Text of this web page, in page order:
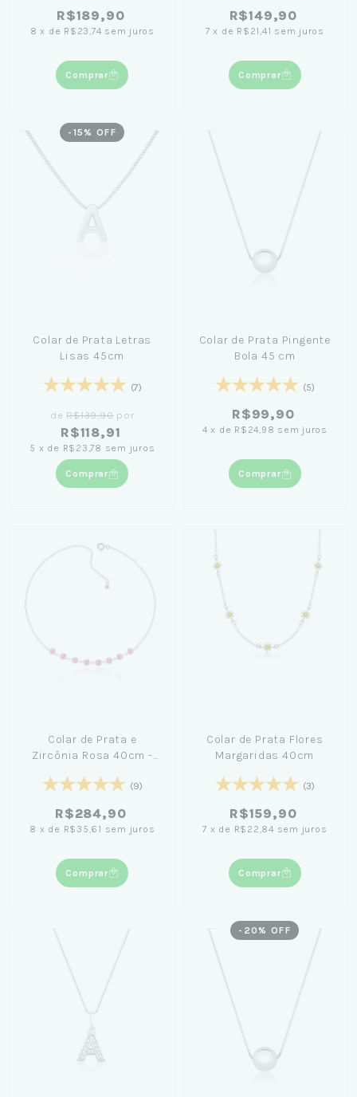
R$189,90
8 x de R$23,74 sem juros
Comprar
R$149,90
7 x de R$21,41 sem juros
Comprar
- 15 % OFF
Colar de Prata Letras
Lisas 45cm
(7)
deR$139,90 por
R$118,91
5 x de R$23,78 sem juros
Comprar
Colar de Prata Pingente
Bola 45 cm
(5)
R$99,90
4 x de R$24,98 sem juros
Comprar
Colar de Prata e
Zircônia Rosa 40cm -
(9)
R$284,90
8 x de R$35,61 sem juros
Comprar
Colar de Prata Flores
Margaridas 40cm
(3)
R$159,90
7 x de R$22,84 sem juros
Comprar
- 20 % OFF